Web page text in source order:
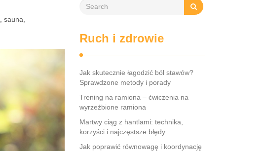
sauna
Ruch i zdrowie
Jak skutecznie łagodzić ból stawów?
Sprawdzone metody i porady
Trening na ramiona – ćwiczenia na
wyrzeźbione ramiona
Martwy ciąg z hantlami: technika,
korzyści i najczęstsze błędy
Jak poprawić równowagę i koordynację